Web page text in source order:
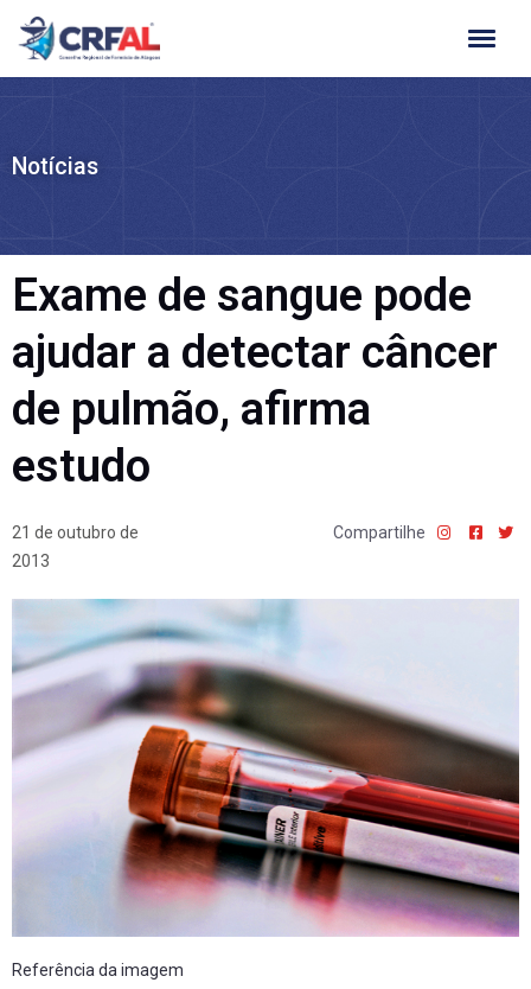
Ir
para
Notícias
Exame de sangue pode
ajudar a detectar câncer
de pulmão, afirma
estudo
21 de outubro de
2013
Compartilhe
Referência da imagem